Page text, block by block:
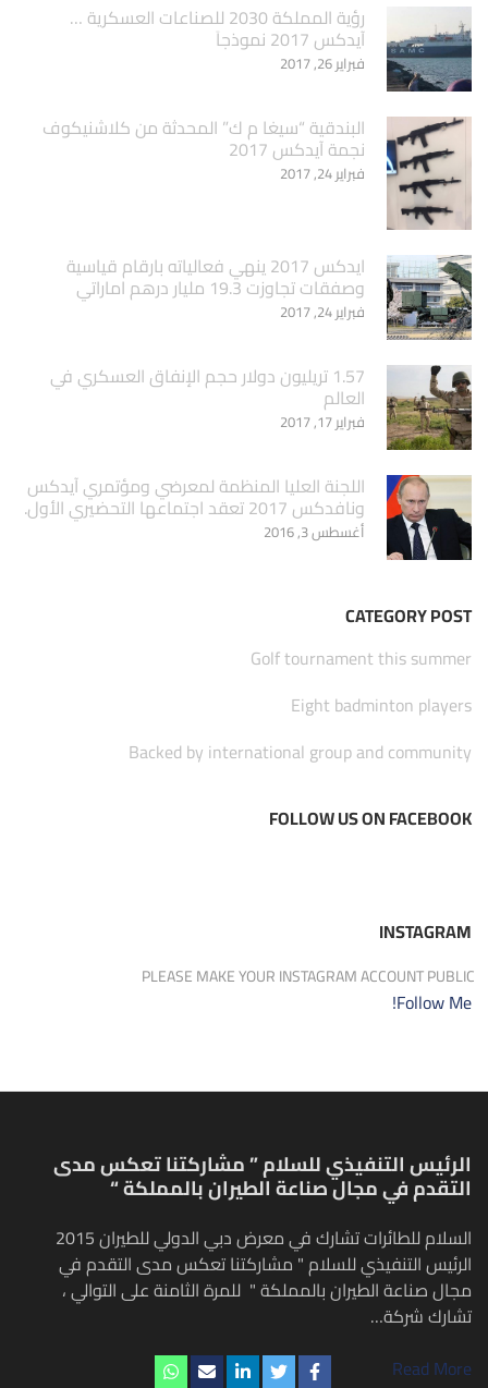
‏رؤية المملكة 2030 للصناعات العسكرية …
آيدكس 2017 نموذجاَ
فبراير 26, 2017
البندقية “سيغا م ك” المحدثة من كلاشنيكوف
نجمة آيدكس 2017
فبراير 24, 2017
ايدكس 2017 ينهي فعالياته بارقام قياسية
وصفقات تجاوزت 19.3 مليار درهم اماراتي
فبراير 24, 2017
1.57 تريليون دولار حجم الإنفاق العسكري في
العالم
فبراير 17, 2017
اللجنة العليا المنظمة لمعرضي ومؤتمري آيدكس
ونافدكس 2017 تعقد اجتماعها التحضيري الأول.
أغسطس 3, 2016
CATEGORY POST
Golf tournament this summer
Eight badminton players
Backed by international group and community
FOLLOW US ON FACEBOOK
INSTAGRAM
PLEASE MAKE YOUR INSTAGRAM ACCOUNT PUBLIC
Follow Me!
الرئيس التنفيذي للسلام ” مشاركتنا تعكس مدى
التقدم في مجال صناعة الطيران بالمملكة “
السلام للطائرات تشارك في معرض دبي الدولي للطيران 2015
الرئيس التنفيذي للسلام " مشاركتنا تعكس مدى التقدم في
مجال صناعة الطيران بالمملكة " للمرة الثامنة على التوالي ،
تشارك شركة…
Read More